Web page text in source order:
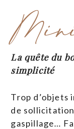
La quête du
simplicité
Trop d’objets
de
gaspillage…